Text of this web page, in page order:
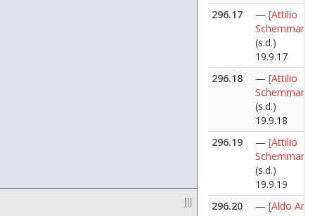
|||
296.17
— [Attilio
Schemmari]
(s.d.)
19.9.17
296.18
— [Attilio
Schemmari]
(s.d.)
19.9.18
296.19
— [Attilio
Schemmari]
(s.d.)
19.9.19
296.20
— [Aldo